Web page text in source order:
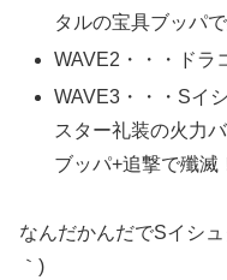
タルの宝具ブッパで
WAVE2・・・ドラ
WAVE3・・・Sイ
スター礼装の火力
ブッパ+追撃で殲滅
なんだかんだでSイシ
｀)